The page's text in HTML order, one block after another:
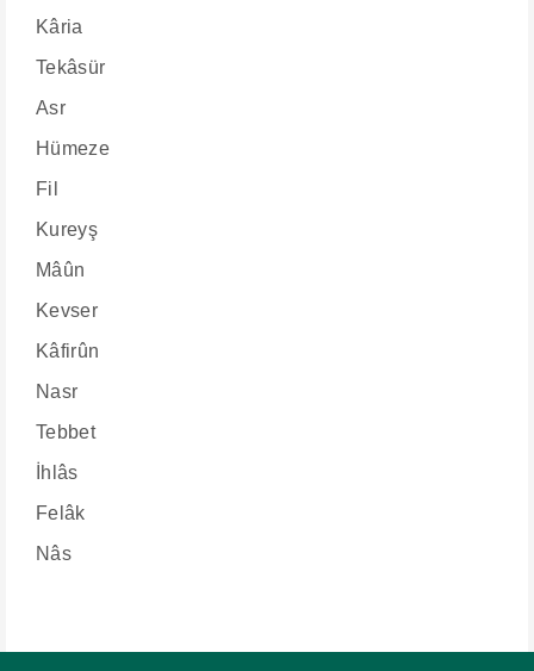
Kâria
Tekâsür
Asr
Hümeze
Fil
Kureyş
Mâûn
Kevser
Kâfirûn
Nasr
Tebbet
İhlâs
Felâk
Nâs